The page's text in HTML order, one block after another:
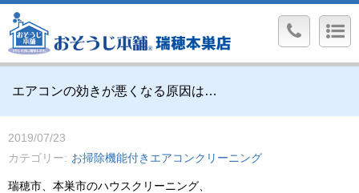
エアコンの効きが悪くなる原因は…
2019/07/23
カテゴリー
お掃除機能付きエアコンクリーニング
瑞穂市、本巣市のハウスクリーニング、